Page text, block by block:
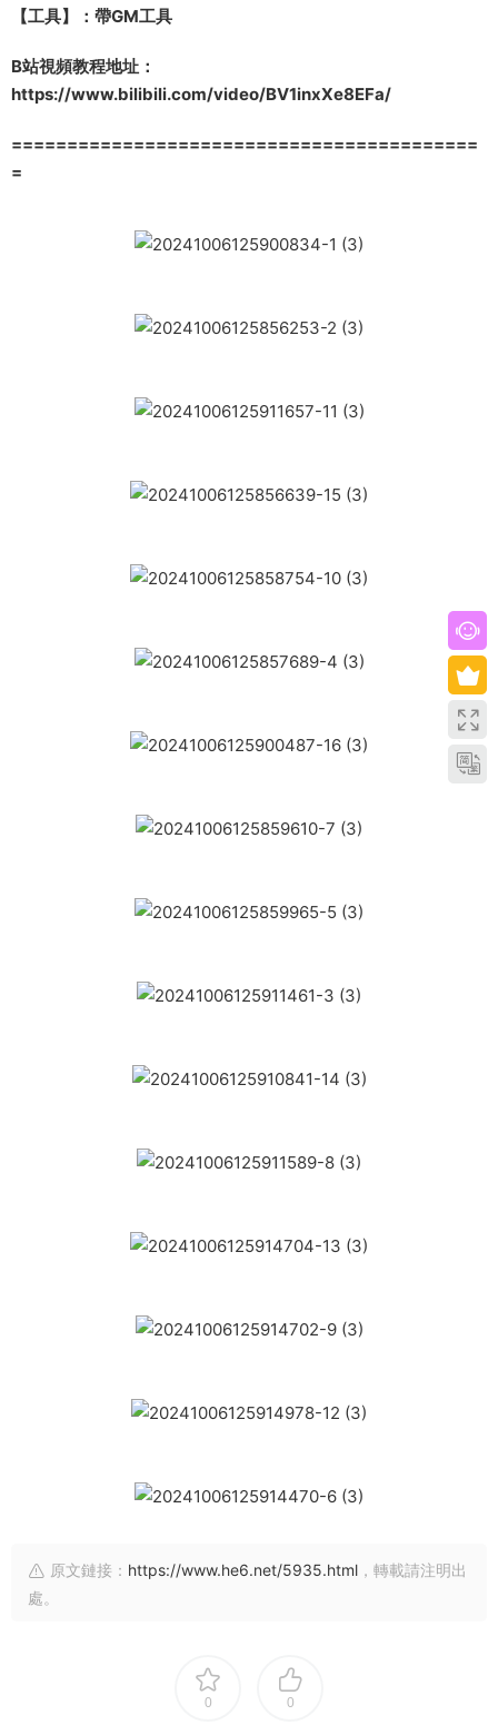
【工具】：帶GM工具
B站視頻教程地址：
https://www.bilibili.com/video/BV1inxXe8EFa/
==========================================
=
原文鏈接： https://www.he6.net/5935.html ，轉載請注明出
處。
0 0